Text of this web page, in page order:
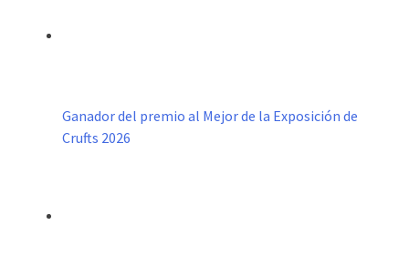
Ganador del premio al Mejor de la Exposición de
Crufts 2026